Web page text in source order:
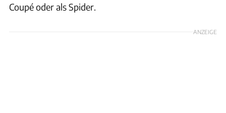
Coupé oder als Spider.
ANZEIGE